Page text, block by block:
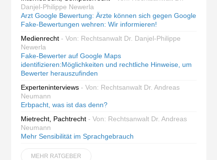
Danjel-Philippe Newerla
Arzt Google Bewertung: Ärzte können sich gegen Google
Fake-Bewertungen wehren: Wir informieren!
Medienrecht - Von: Rechtsanwalt Dr. Danjel-Philippe
Newerla
Fake-Bewerter auf Google Maps
identifizieren:Möglichkeiten und rechtliche Hinweise, um
Bewerter herauszufinden
Experteninterviews - Von: Rechtsanwalt Dr. Andreas
Neumann
Erbpacht, was ist das denn?
Mietrecht, Pachtrecht - Von: Rechtsanwalt Dr. Andreas
Neumann
Mehr Sensibilität im Sprachgebrauch
MEHR RATGEBER